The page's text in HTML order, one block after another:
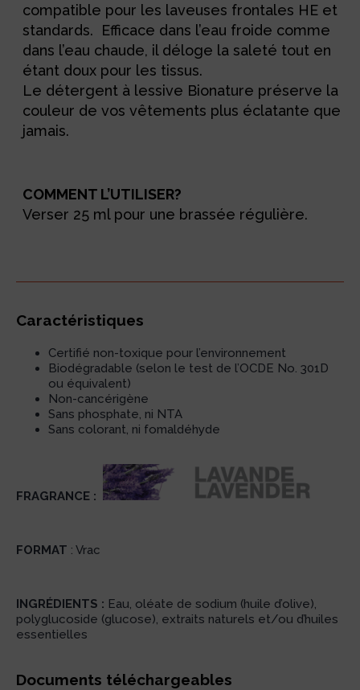
compatible pour les laveuses frontales HE et
standards. Efficace dans l’eau froide comme
dans l’eau chaude, il déloge la saleté tout en
étant doux pour les tissus.
Le détergent à lessive Bionature préserve la
couleur de vos vêtements plus éclatante que
jamais.
COMMENT L’UTILISER?
Verser 25 ml pour une brassée régulière.
Caractéristiques
Certifié non-toxique pour l’environnement
Biodégradable (selon le test de l’OCDE No. 301D
ou équivalent)
Non-cancérigène
Sans phosphate, ni NTA
Sans colorant, ni fomaldéhyde
FRAGRANCE :
FORMAT : Vrac
INGRÉDIENTS : Eau, oléate de sodium (huile d’olive),
polyglucoside (glucose), extraits naturels et/ou d’huiles
essentielles
Documents téléchargeables